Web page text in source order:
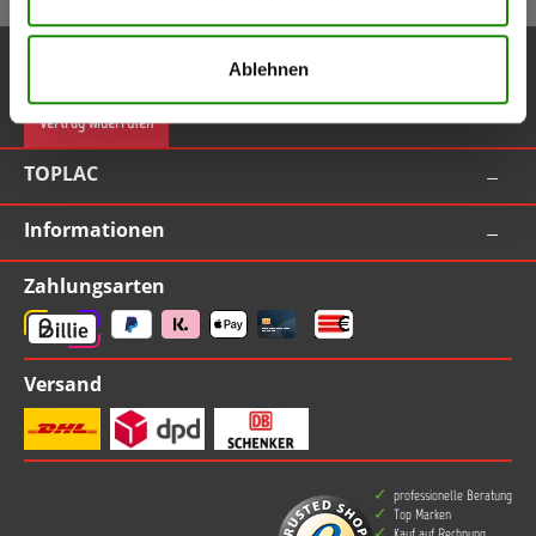
Ablehnen
Vertrag widerrufen
TOPLAC
Informationen
Zahlungsarten
Versand
professionelle Beratung
Top Marken